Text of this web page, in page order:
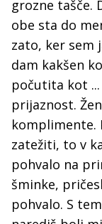
grozne tašče.
obe sta do
zato, ker sem
dam kakšen
počutita kot
prijaznost.
komplimente.
zatežiti, to v
pohvalo na
šminke,
pohvalo. S